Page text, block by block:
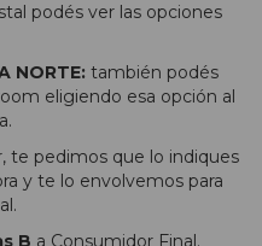
podés ver las opciones
NORTE: también podés
eligiendo esa opción al
te pedimos que lo indiques
y te lo envolvemos para
B a Consumidor Final.